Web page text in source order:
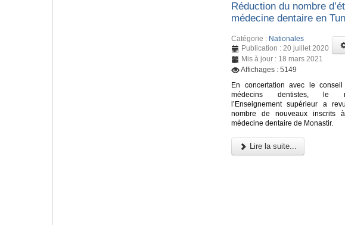
Réduction du nombre
médecine dentaire en
Catégorie : Nationales
Publication : 20 juillet 2020
Mis à jour : 18 mars 2021
Affichages : 5149
En concertation avec le
médecins dentistes, le
l’Enseignement supérieur a
nombre de nouveaux inscrits
médecine dentaire de Monastir.
Lire la suite...